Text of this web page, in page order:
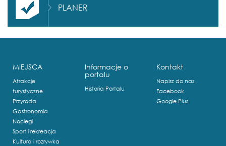
PLANER
MIEJSCA
Atrakcje
turystyczne
Przyroda
Gastronomia
Noclegi
Sport i rekreacja
Kultura i rozrywka
Informacje o
portalu
Historia Portalu
Kontakt
Napisz do nas
Facebook
Google Plus